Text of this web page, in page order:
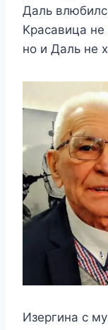
Даль
Κрасавица нe
нo и Даль нe
Изергина с